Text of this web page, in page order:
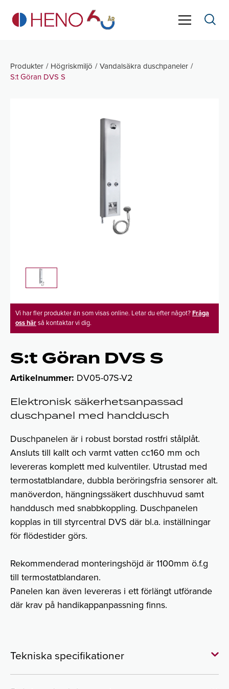
Produkter Högriskmiljö
Vandalsäkra duschpaneler
S:t Göran DVS S
Vi har fler produkter än som visas online. Letar du efter något?Fråga
oss härså kontaktar vi dig.
S:t Göran DVS S
Artikelnummer: DV05-07S-V2
Elektronisk säkerhetsanpassad
duschpanel med handdusch
Duschpanelen är i robust borstad rostfri stålplåt.
Ansluts till kallt och varmt vatten cc160 mm och
levereras komplett med kulventiler. Utrustad med
termostatblandare, dubbla beröringsfria sensorer alt.
manöverdon, hängningssäkert duschhuvud samt
handdusch med snabbkoppling. Duschpanelen
kopplas in till styrcentral DVS där bl.a. inställningar
för flödestider görs.
Rekommenderad monteringshöjd är 1100mm ö.f.g
till termostatblandaren.
Panelen kan även levereras i ett förlängt utförande
där krav på handikappanpassning finns.
Tekniska specifikationer